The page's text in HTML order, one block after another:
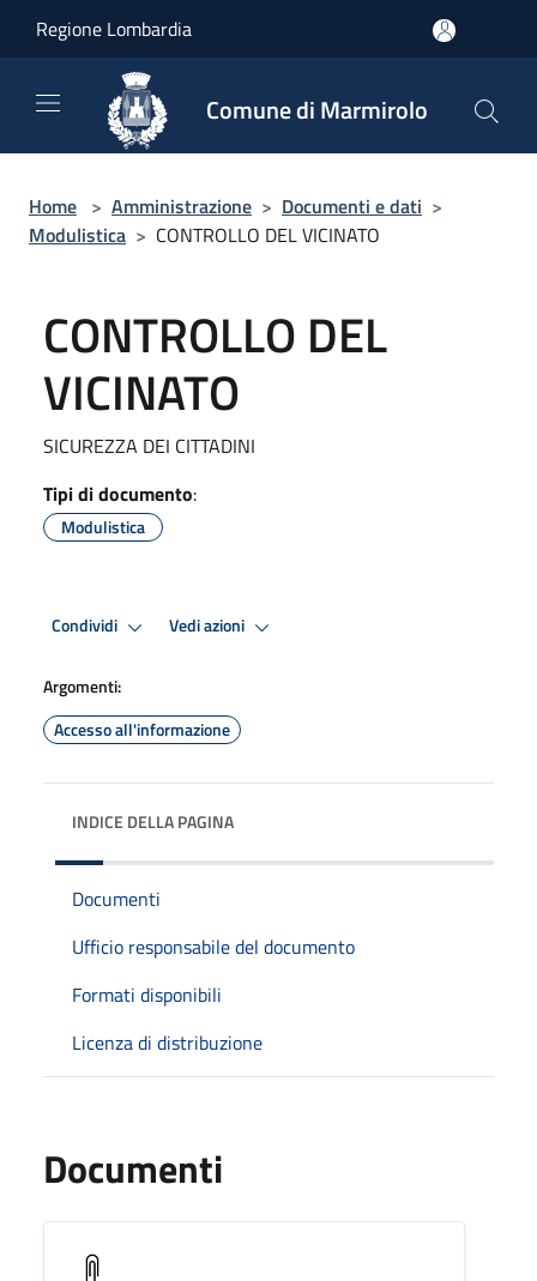
Regione Lombardia
Comune di Marmirolo
Home > Amministrazione > Documenti e dati >
Modulistica > CONTROLLO DEL VICINATO
CONTROLLO DEL
VICINATO
SICUREZZA DEI CITTADINI
Tipi di documento:
Modulistica
Condividi Vedi azioni
Argomenti:
Accesso all'informazione
INDICE DELLA PAGINA
Documenti
Ufficio responsabile del documento
Formati disponibili
Licenza di distribuzione
Documenti